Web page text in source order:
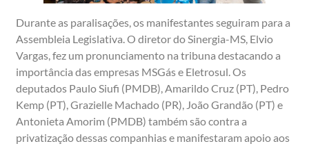
Durante as paralisações, os manifestantes seguiram para a
Assembleia Legislativa. O diretor do Sinergia-MS, Elvio
Vargas, fez um pronunciamento na tribuna destacando a
importância das empresas MSGás e Eletrosul. Os
deputados Paulo Siufi (PMDB), Amarildo Cruz (PT), Pedro
Kemp (PT), Grazielle Machado (PR), João Grandão (PT) e
Antonieta Amorim (PMDB) também são contra a
privatização dessas companhias e manifestaram apoio aos